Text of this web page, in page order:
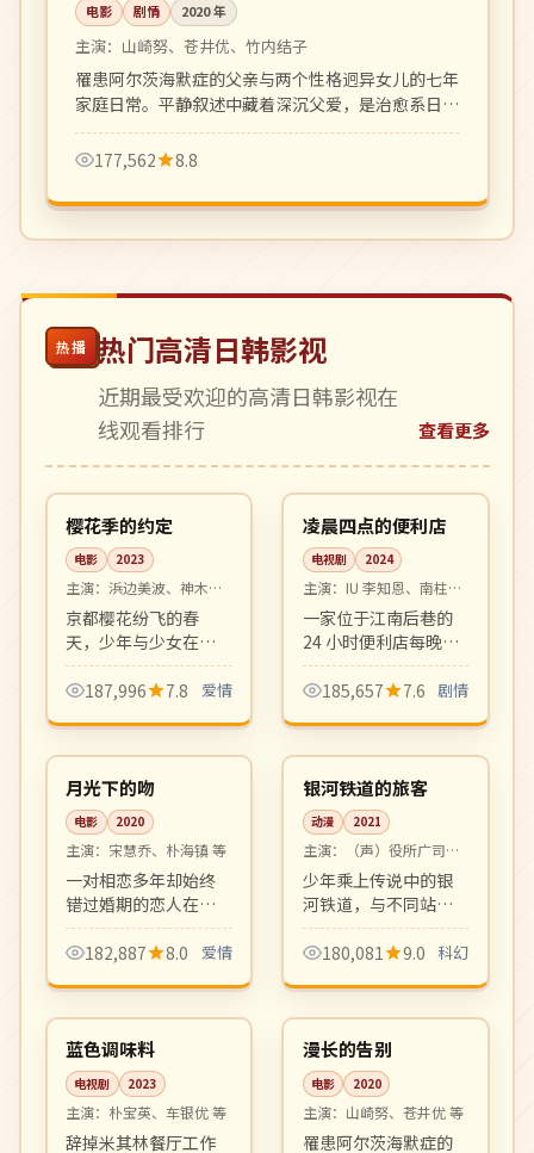
电影 剧情 2020年
主演： 山崎努、苍井优、竹内结子
罹患阿尔茨海默症的父亲与两个性格迥异女儿的七年
家庭日常。平静叙述中藏着深沉父爱，是治愈系日影
的代表作。
177,562
8.8
热播 热门高清日韩影视
近期最受欢迎的高清日韩影视在
线观看排行
查看更多
日本
4K 99:37
樱花季的约定
电影 2023
主演： 浜边美波、神木隆
之介 等
京都樱花纷飞的春
天，少年与少女在哲
学之道许下五年之
约。清新唯美的日式
和镜头语言令人沉
醉。
187,996 7.8 爱情
韩国
高分 16:51
凌晨四点的便利店
电视剧 2024
主演： IU 李知恩、南柱赫
一家位于江南后巷的
24 小时便利店每晚迎
来形形色色的客人，
深夜的咖啡与泡面之
解与温暖的小故事。
治愈系群像剧的清新
之作。
185,657 7.6 剧情
韩国
高分 99:24
月光下的吻
电影 2020
主演： 宋慧乔、朴海镇 等
一对相恋多年却始终
错过婚期的恋人在中
秋月圆夜重新审视感
情。剧情舒缓写实，
合成熟观众的中秋档
爱情片。
182,887 8.0 爱情
日本
4K 99:58
银河铁道的旅客
动漫 2021
主演：
（声）役所广司、
宫崎葵 等
少年乘上传说中的银
河铁道，与不同站点
上车的乘客们交换关
于人生与告别的故
现代演绎。
180,081 9.0 科幻
韩国
完结 12:12
蓝色调味料
电视剧 2023
主演： 朴宝英、车银优 等
辞掉米其林餐厅工作
日本
高分 99:10
漫长的告别
电影 2020
主演： 山崎努、苍井优 等
罹患阿尔茨海默症的